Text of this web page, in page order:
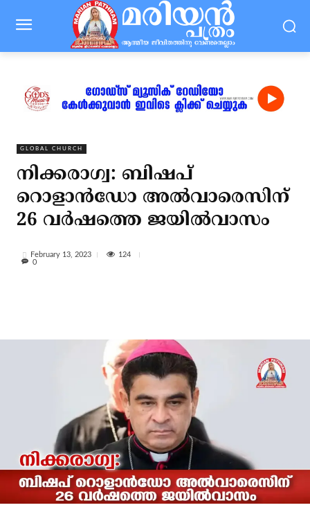
GLOBAL CHURCH
നിക്കരാഗ്വ: ബിഷപ്
റൊളാന്‍ഡോ അല്‍വാരെസിന്
26 വര്‍ഷത്തെ ജയില്‍വാസം
February 13, 2023
124
0